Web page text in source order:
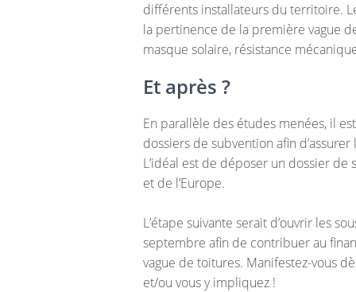
différents installateurs du territoire.
la pertinence de la première vague
masque solaire, résistance
Et après ?
En parallèle des études menées, il
dossiers de subvention afin
L’idéal est de déposer un dossier
et de l’Europe.
L’étape suivante serait d’ouvrir les
septembre afin de contribuer au
vague de toitures. Manifestez-vous
et/ou vous y impliquez !